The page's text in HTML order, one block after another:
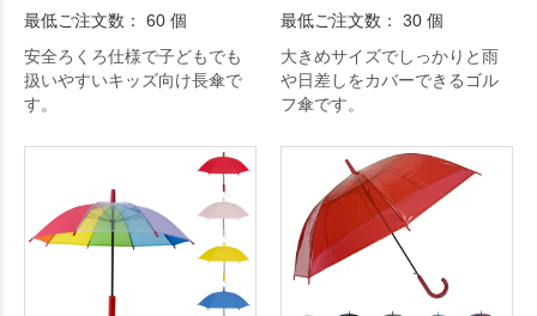
最低ご注文数： 60 個
安全ろくろ仕様で子どもでも
扱いやすいキッズ向け長傘で
す。
最低ご注文数： 30 個
大きめサイズでしっかりと雨
や日差しをカバーできるゴル
フ傘です。